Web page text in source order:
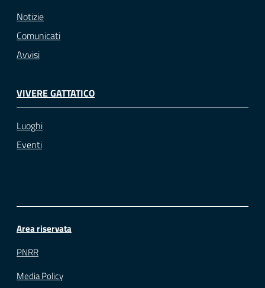
Notizie
Comunicati
Avvisi
VIVERE GATTATICO
Luoghi
Eventi
Area riservata
PNRR
Media Policy